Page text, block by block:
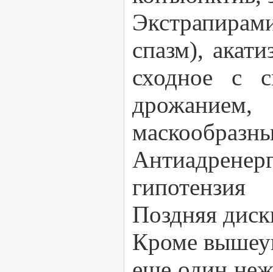
спазм),
сходное с
дрожанием,
гипотензия
Поздняя
Кроме